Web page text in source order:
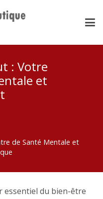
: Votre
et
de Santé Mentale et
essentiel du bien-être